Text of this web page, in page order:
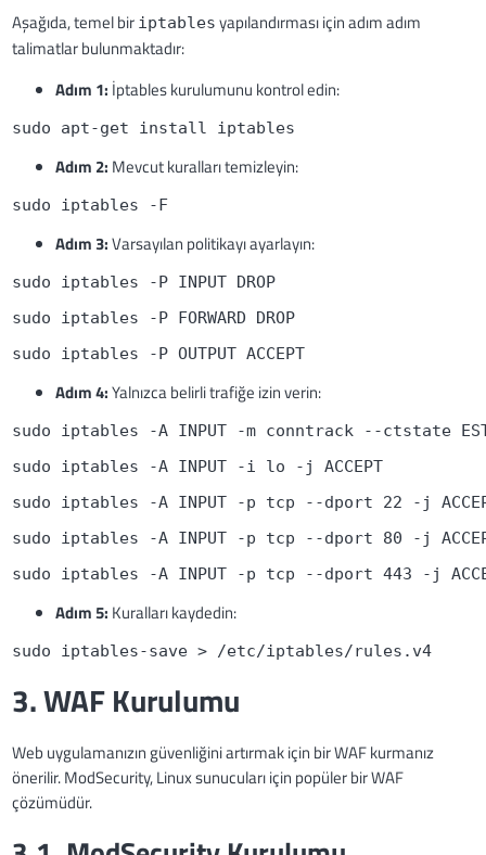
Aşağıda, temel bir iptables yapılandırması için adım adım
talimatlar bulunmaktadır:
Adım 1: İptables kurulumunu kontrol edin:
sudo apt-get install iptables
Adım 2: Mevcut kuralları temizleyin:
sudo iptables -F
Adım 3:Varsayılan politikayı ayarlayın:
sudo iptables -P INPUT DROP
sudo iptables -P FORWARD DROP
sudo iptables -P OUTPUT ACCEPT
Adım 4:Yalnızca belirli trafiğe izin verin:
sudo iptables -A INPUT -m conntrack --ctstate
sudo iptables -A INPUT -i lo -j ACCEPT
sudo iptables -A INPUT -p tcp --dport 22 -j
sudo iptables -A INPUT -p tcp --dport 80 -j
sudo iptables -A INPUT -p tcp --dport 443 -j
Adım 5: Kuralları kaydedin:
sudo iptables-save > /etc/iptables/rules.v4
3. WAF Kurulumu
Web uygulamanızın güvenliğini artırmak için bir WAF kurmanız
önerilir. ModSecurity, Linux sunucuları için popüler bir WAF
çözümüdür.